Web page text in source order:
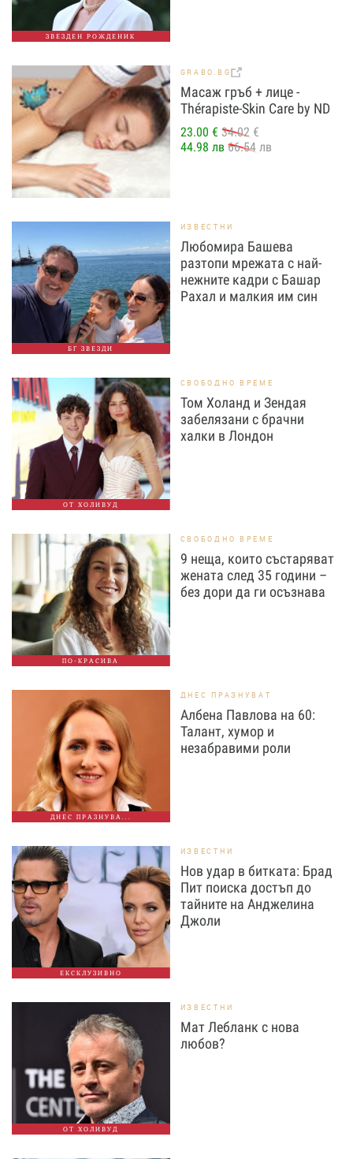
ЗВЕЗДЕН РОЖДЕНИК
GRABO.BG
Масаж гръб + лице -
Thérapiste-Skin Care by ND
23.00 € 34.02 €
44.98 лв 66.54 лв
БГ ЗВЕЗДИ
ИЗВЕСТНИ
Любомира Башева
разтопи мрежата с най-
нежните кадри с Башар
Рахал и малкия им син
ОТ ХОЛИВУД
СВОБОДНО ВРЕМЕ
Том Холанд и Зендая
забелязани с брачни
халки в Лондон
ПО-КРАСИВА
СВОБОДНО ВРЕМЕ
9 неща, които състаряват
жената след 35 години –
без дори да ги осъзнава
ДНЕС ПРАЗНУВА...
ДНЕС ПРАЗНУВАТ
Албена Павлова на 60:
Талант, хумор и
незабравими роли
ЕКСКЛУЗИВНО
ИЗВЕСТНИ
Нов удар в битката: Брад
Пит поиска достъп до
тайните на Анджелина
Джоли
ОТ ХОЛИВУД
ИЗВЕСТНИ
Мат Лебланк с нова
любов?